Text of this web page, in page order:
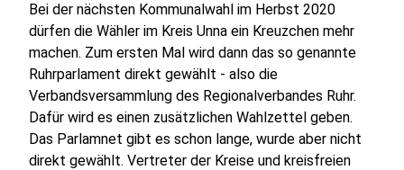
Bei der nächsten Kommunalwahl im Herbst 2020
dürfen die Wähler im Kreis Unna ein Kreuzchen mehr
machen. Zum ersten Mal wird dann das so genannte
Ruhrparlament direkt gewählt - also die
Verbandsversammlung des Regionalverbandes Ruhr.
Dafür wird es einen zusätzlichen Wahlzettel geben.
Das Parlamnet gibt es schon lange, wurde aber nicht
direkt gewählt. Vertreter der Kreise und kreisfreien